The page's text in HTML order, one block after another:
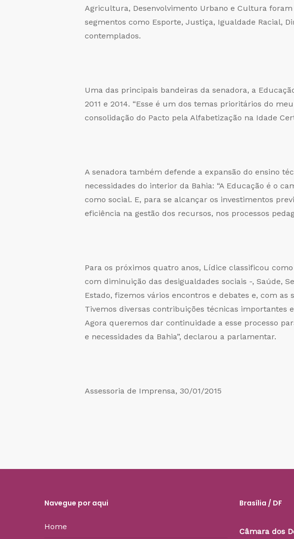
Agricultura, Desenvolvimento Urbano e Cultura
segmentos como Esporte, Justiça, Igualdade Racial,
contemplados.
Uma das principais bandeiras da senadora, a
2011 e 2014. “Esse é um dos temas prioritários do
consolidação do Pacto pela Alfabetização na Idade
A senadora também defende a expansão do ensino
necessidades do interior da Bahia: “A Educação é o
como social. E, para se alcançar os investimentos
eficiência na gestão dos recursos, nos processos
Para os próximos quatro anos, Lídice classificou
com diminuição das desigualdades sociais -, Saúde,
Estado, fizemos vários encontros e debates e, com
Tivemos diversas contribuições técnicas importantes
Agora queremos dar continuidade a esse processo
e necessidades da Bahia”, declarou a parlamentar.
Assessoria de Imprensa, 30/01/2015
Navegue por aqui
Home
Brasília / DF
Câmara dos